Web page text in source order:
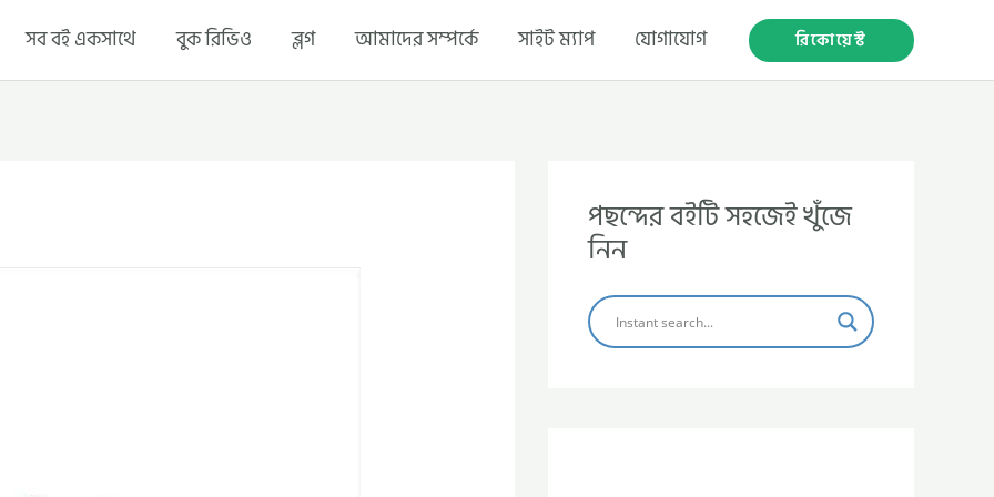
সব বই একসাথে বুক রিভিও ব্লগ আমাদের সম্পর্কে সাইট ম্যাপ যোগাযোগ রিকোয়েস্ট
পছন্দের বইটি সহজেই খুঁজে
নিন